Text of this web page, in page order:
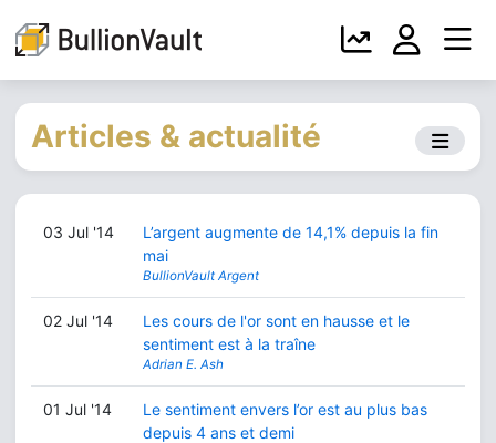
Articles & actualité
03 Jul '14
L’argent augmente de 14,1% depuis la fin
mai
BullionVault Argent
02 Jul '14
Les cours de l'or sont en hausse et le
sentiment est à la traîne
Adrian E. Ash
01 Jul '14
Le sentiment envers l’or est au plus bas
depuis 4 ans et demi